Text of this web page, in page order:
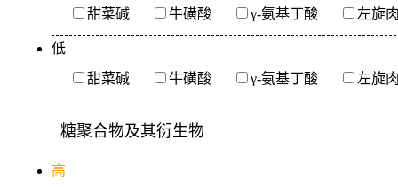
甜菜碱
牛磺酸 γ-氨基丁酸 左旋
低
甜菜碱
牛磺酸 γ-氨基丁酸 左旋
糖聚合物及其衍生物
高